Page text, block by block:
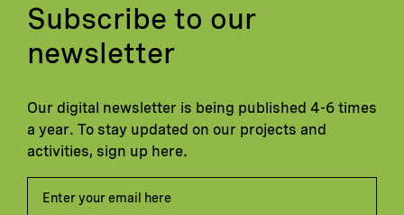
Subscribe to our
newsletter
Our digital newsletter is being published 4-6 times
a year. To stay updated on our projects and
activities, sign up here.